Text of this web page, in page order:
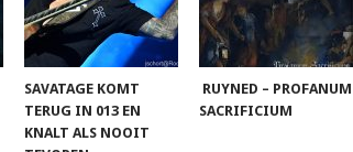
SAVATAGE KOMT
TERUG IN 013 EN
KNALT ALS NOOIT
RUYNED – PROFANUM
SACRIFICIUM